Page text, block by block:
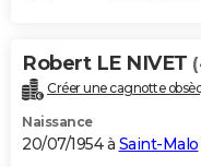
Robert LE NIVET
Créer une cagnotte
Naissance
20/07/1954 à Saint-Malo